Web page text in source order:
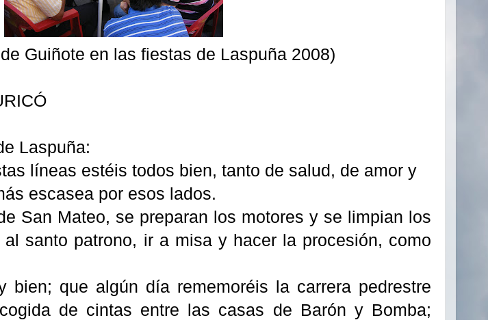
Guiñote en las fiestas de Laspuña 2008)
Laspuña:
líneas estéis todos bien, tanto de salud, de amor y
escasea por esos lados.
San Mateo, se preparan los motores y se limpian los
santo patrono, ir a misa y hacer la procesión, como
bien; que algún día rememoréis la carrera pedrestre
de cintas entre las casas de Barón y Bomba;